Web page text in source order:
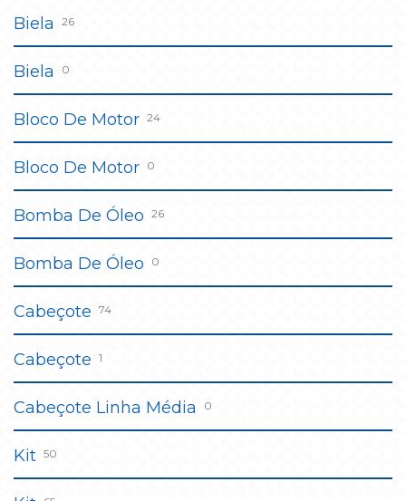
Biela 26
Biela 0
Bloco De Motor 24
Bloco De Motor 0
Bomba De Óleo 26
Bomba De Óleo 0
Cabeçote 74
Cabeçote 1
Cabeçote Linha Média 0
Kit 50